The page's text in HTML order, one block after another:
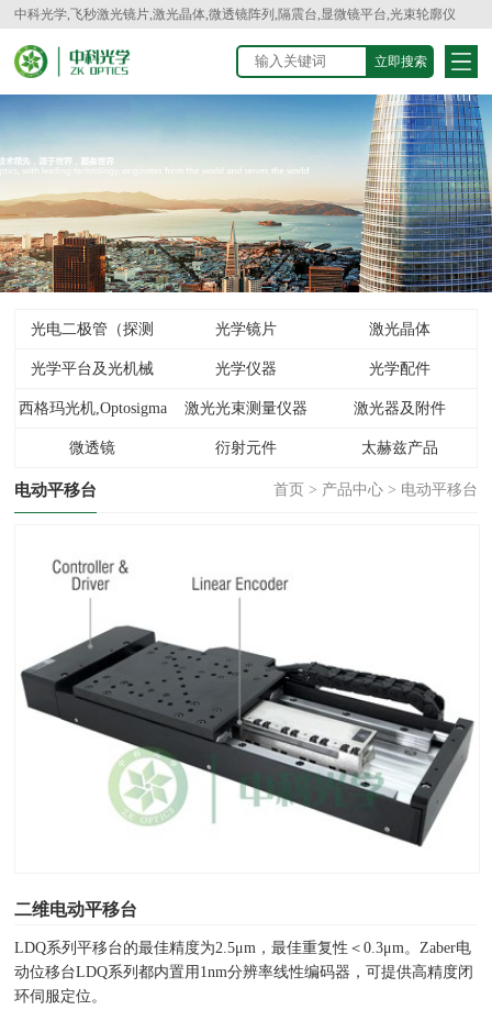
中科光学,飞秒激光镜片,激光晶体,微透镜阵列,隔震台,显微镜平台,光束轮廓仪
光电二极管（探测
器）
光学镜片 激光晶体
光学平台及光机械 光学仪器 光学配件
西格玛光机,Optosigma 激光光束测量仪器 激光器及附件
微透镜 衍射元件 太赫兹产品
电动平移台 首页 > 产品中心> 电动平移台
二维电动平移台
LDQ系列平移台的最佳精度为2.5μm，最佳重复性＜0.3μm。Zaber电
动位移台LDQ系列都内置用1nm分辨率线性编码器，可提供高精度闭
环伺服定位。